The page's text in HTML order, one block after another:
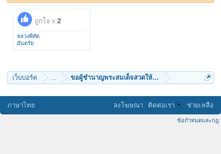
ถูกใจ x 2
หลวงพี่ทัต
มันตรัย
เว็บบอร์ด ... ขอผู้ชำนาญพระสมเด็จสวดให้ทีว่าเป็นไงจะเสร็จมั้ย
ภาษาไทย ลงโฆษณา ติดต่อเรา ช่วยเหลือ
ข้อกำหนดและกฎ